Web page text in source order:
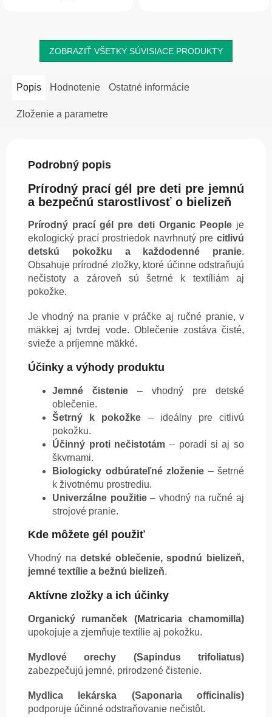
ZOBRAZIŤ VŠETKY SÚVISIACE PRODUKTY
Popis Hodnotenie Ostatné informácie
Zloženie a parametre
Podrobný popis
Prírodný prací gél pre deti pre jemnú
a bezpečnú starostlivosť o bielizeň
Prírodný prací gél pre deti Organic Peopleje
ekologický prací prostriedok navrhnutý pre citlivú
detskú pokožku a každodenné pranie.
Obsahuje prírodné zložky, ktoré účinne odstraňujú
nečistoty a zároveň sú šetrné k textíliám aj
pokožke.
Je vhodný na pranie v práčke aj ručné pranie, v
mäkkej aj tvrdej vode. Oblečenie zostáva čisté,
svieže a príjemne mäkké.
Účinky a výhody produktu
Jemné čistenie – vhodný pre detské
oblečenie.
Šetrný k pokožke – ideálny pre citlivú
pokožku.
Účinný proti nečistotám – poradí si aj so
škvrnami.
Biologicky odbúrateľné zloženie – šetrné
k životnému prostrediu.
Univerzálne použitie– vhodný na ručné aj
strojové pranie.
Kde môžete gél použiť
Vhodný nadetské oblečenie, spodnú bielizeň,
jemné textílie a bežnú bielizeň.
Aktívne zložky a ich účinky
Organický rumanček (Matricaria chamomilla)
upokojuje a zjemňuje textílie aj pokožku.
Mydlové orechy (Sapindus trifoliatus)
zabezpečujú jemné, prirodzené čistenie.
Mydlica lekárska (Saponaria officinalis)
podporuje účinné odstraňovanie nečistôt.